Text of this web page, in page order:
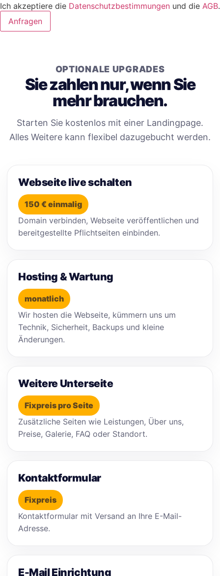
Ich akzeptiere die Datenschutzbestimmungen und die AGB.
Anfragen
OPTIONALE UPGRADES
Sie zahlen nur, wenn Sie
mehr brauchen.
Starten Sie kostenlos mit einer Landingpage.
Alles Weitere kann flexibel dazugebucht werden.
Webseite live schalten
150 € einmalig
Domain verbinden, Webseite veröffentlichen und
bereitgestellte Pflichtseiten einbinden.
Hosting & Wartung
monatlich
Wir hosten die Webseite, kümmern uns um
Technik, Sicherheit, Backups und kleine
Änderungen.
Weitere Unterseite
Fixpreis pro Seite
Zusätzliche Seiten wie Leistungen, Über uns,
Preise, Galerie, FAQ oder Standort.
Kontaktformular
Fixpreis
Kontaktformular mit Versand an Ihre E-Mail-
Adresse.
E-Mail Einrichtung